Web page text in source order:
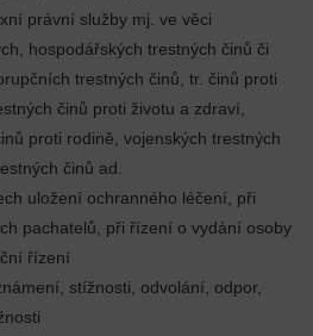
právní služby mj. ve věci
hospodářských trestných činů či
trestných činů, tr. činů proti
činů proti životu a zdraví,
proti rodině, vojenských trestných
činů ad.
uložení ochranného léčení, při
pachatelů, při řízení o vydání osoby
řízení
stížnosti, odvolání, odpor,